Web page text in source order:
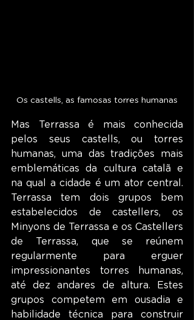
Os castells, as famosas torres humanas
Mas Terrassa é mais conhecida
pelos seus castells, ou torres
humanas, uma das tradições mais
emblemáticas da cultura catalã e
na qual a cidade é um ator central.
Terrassa tem dois grupos bem
estabelecidos de castellers, os
Minyons de Terrassa e os Castellers
de Terrassa, que se reúnem
regularmente para erguer
impressionantes torres humanas,
até dez andares de altura. Estes
grupos competem em ousadia e
habilidade técnica para construir